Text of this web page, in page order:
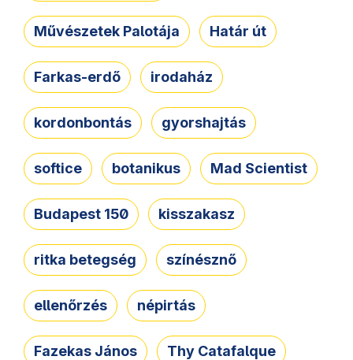
Művészetek Palotája Határ út
Farkas-erdő irodaház
kordonbontás gyorshajtás
softice botanikus Mad Scientist
Budapest 150 kisszakasz
ritka betegség színésznő
ellenőrzés népirtás
Fazekas János Thy Catafalque